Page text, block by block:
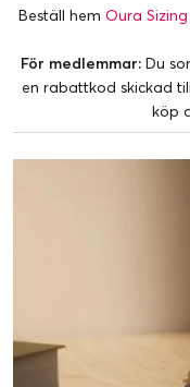
Beställ hem Oura
För medlemmar:Du
en rabattkod skickad
köp